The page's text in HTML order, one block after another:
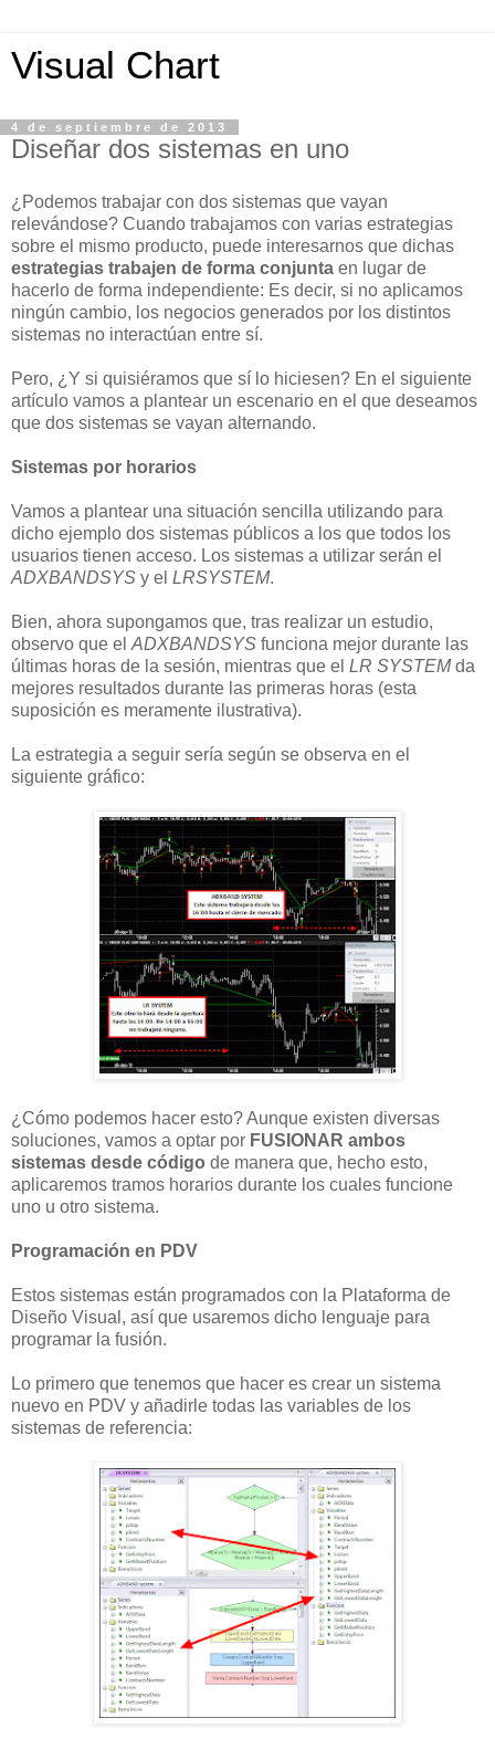
Visual Chart
4 de septiembre de 2013
Diseñar dos sistemas en uno
¿Podemos trabajar con dos sistemas que vayan
relevándose? Cuando trabajamos con varias estrategias
sobre el mismo producto, puede interesarnos que dichas
estrategias trabajen de forma conjunta en lugar de
hacerlo de forma independiente: Es decir, si no aplicamos
ningún cambio, los negocios generados por los distintos
sistemas no interactúan entre sí.
Pero, ¿Y si quisiéramos que sí lo hiciesen? En el siguiente
artículo vamos a plantear un escenario en el que deseamos
que dos sistemas se vayan alternando.
Sistemas por horarios
Vamos a plantear una situación sencilla utilizando para
dicho ejemplo dos sistemas públicos a los que todos los
usuarios tienen acceso. Los sistemas a utilizar serán el
ADXBANDSYS y el LRSYSTEM.
Bien, ahora supongamos que, tras realizar un estudio,
observo que el ADXBANDSYS funciona mejor durante las
últimas horas de la sesión, mientras que el LR SYSTEMda
mejores resultados durante las primeras horas (esta
suposición es meramente ilustrativa).
La estrategia a seguir sería según se observa en el
siguiente gráfico:
¿Cómo podemos hacer esto? Aunque existen diversas
soluciones, vamos a optar por FUSIONAR ambos
sistemas desde código de manera que, hecho esto,
aplicaremos tramos horarios durante los cuales funcione
uno u otro sistema.
Programación en PDV
Estos sistemas están programados con la Plataforma de
Diseño Visual, así que usaremos dicho lenguaje para
programar la fusión.
Lo primero que tenemos que hacer es crear un sistema
nuevo en PDV y añadirle todas las variables de los
sistemas de referencia: